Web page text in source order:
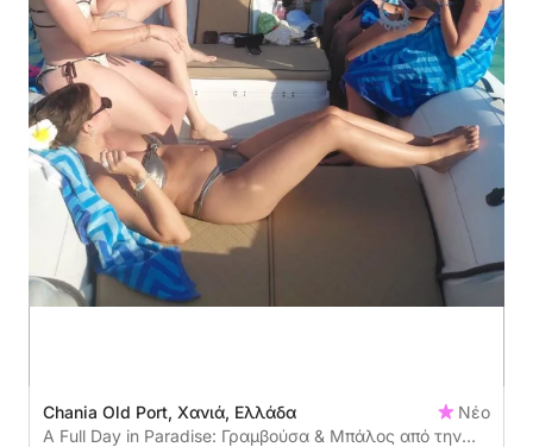
Chania Old Port, Χανιά, Ελλάδα
Νέο
A Full Day in Paradise: Γραμβούσα & Μπάλος από την